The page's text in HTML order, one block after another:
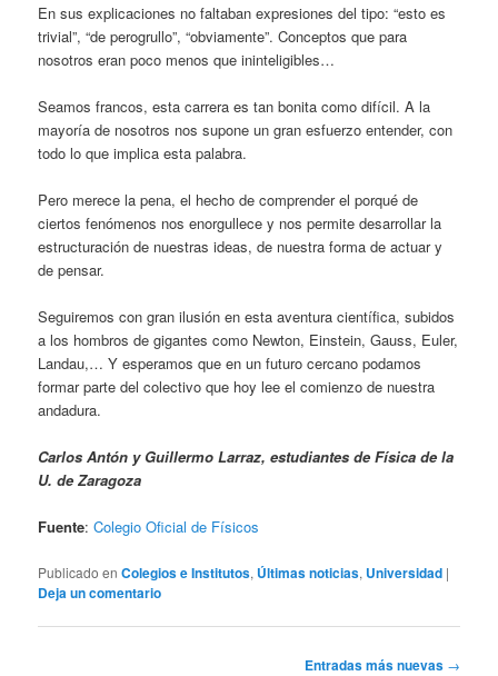
En sus explicaciones no faltaban expresiones del tipo: “esto es
trivial”, “de perogrullo”, “obviamente”. Conceptos que para
nosotros eran poco menos que ininteligibles…
Seamos francos, esta carrera es tan bonita como difícil. A la
mayoría de nosotros nos supone un gran esfuerzo entender, con
todo lo que implica esta palabra.
Pero merece la pena, el hecho de comprender el porqué de
ciertos fenómenos nos enorgullece y nos permite desarrollar la
estructuración de nuestras ideas, de nuestra forma de actuar y
de pensar.
Seguiremos con gran ilusión en esta aventura científica, subidos
a los hombros de gigantes como Newton, Einstein, Gauss, Euler,
Landau,… Y esperamos que en un futuro cercano podamos
formar parte del colectivo que hoy lee el comienzo de nuestra
andadura.
Carlos Antón y Guillermo Larraz, estudiantes de Física de la
U. de Zaragoza
Fuente:Colegio Oficial de Físicos
Publicado en Colegios e Institutos, Últimas noticias, Universidad |
Deja un comentario
Entradas más nuevas →